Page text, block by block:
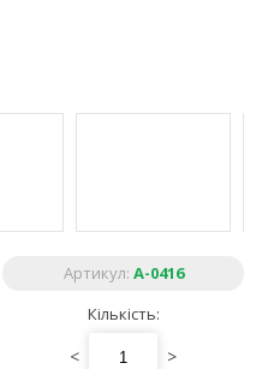
Артикул: A-0416
Кількість:
< >